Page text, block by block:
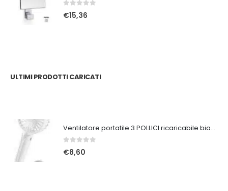
Su 5
€15,36
ULTIMI PRODOTTI CARICATI
Ventilatore portatile 3 POLLICI ricaricabile bianco
Su 5
€8,60